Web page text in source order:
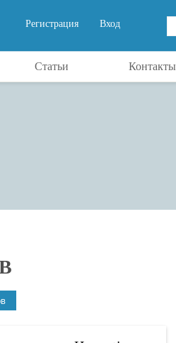
Вход
Регистрация
Статьи Контакты